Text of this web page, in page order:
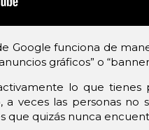
Google funciona de
gráficos” o
lo que
a veces las personas
que quizás nunca